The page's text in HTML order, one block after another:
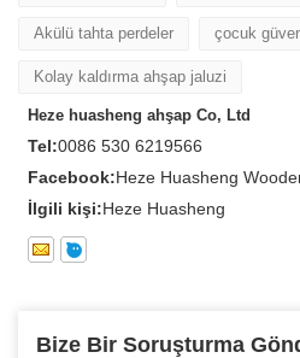
Akülü tahta perdeler çocuk
Kolay kaldırma ahşap jaluzi
Heze huasheng ahşap Co, Ltd
Tel:0086 530 6219566
Facebook:Heze Huasheng
İlgili kişi:Heze Huasheng
Bize Bir Soruşturma